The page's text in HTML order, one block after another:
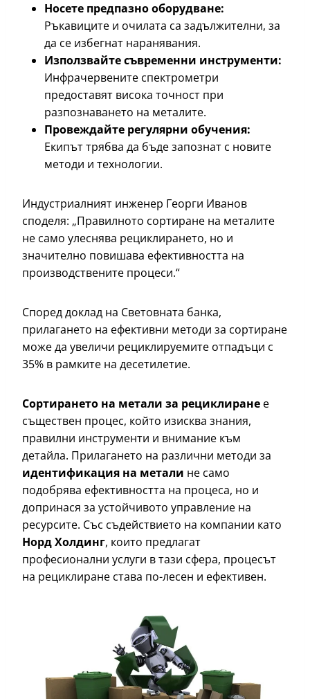
Носете предпазно оборудване:
Ръкавиците и очилата са задължителни, за
да се избегнат наранявания.
Използвайте съвременни инструменти:
Инфрачервените спектрометри
предоставят висока точност при
разпознаването на металите.
Провеждайте регулярни обучения:
Екипът трябва да бъде запознат с новите
методи и технологии.
Индустриалният инженер Георги Иванов
споделя: „Правилното сортиране на металите
не само улеснява рециклирането, но и
значително повишава ефективността на
производствените процеси.“
Според доклад на Световната банка,
прилагането на ефективни методи за сортиране
може да увеличи рециклируемите отпадъци с
35% в рамките на десетилетие.
Сортирането на метали за рециклиране е
съществен процес, който изисква знания,
правилни инструменти и внимание към
детайла. Прилагането на различни методи за
идентификация на метали не само
подобрява ефективността на процеса, но и
допринася за устойчивото управление на
ресурсите. Със съдействието на компании като
Норд Холдинг, които предлагат
професионални услуги в тази сфера, процесът
на рециклиране става по-лесен и ефективен.